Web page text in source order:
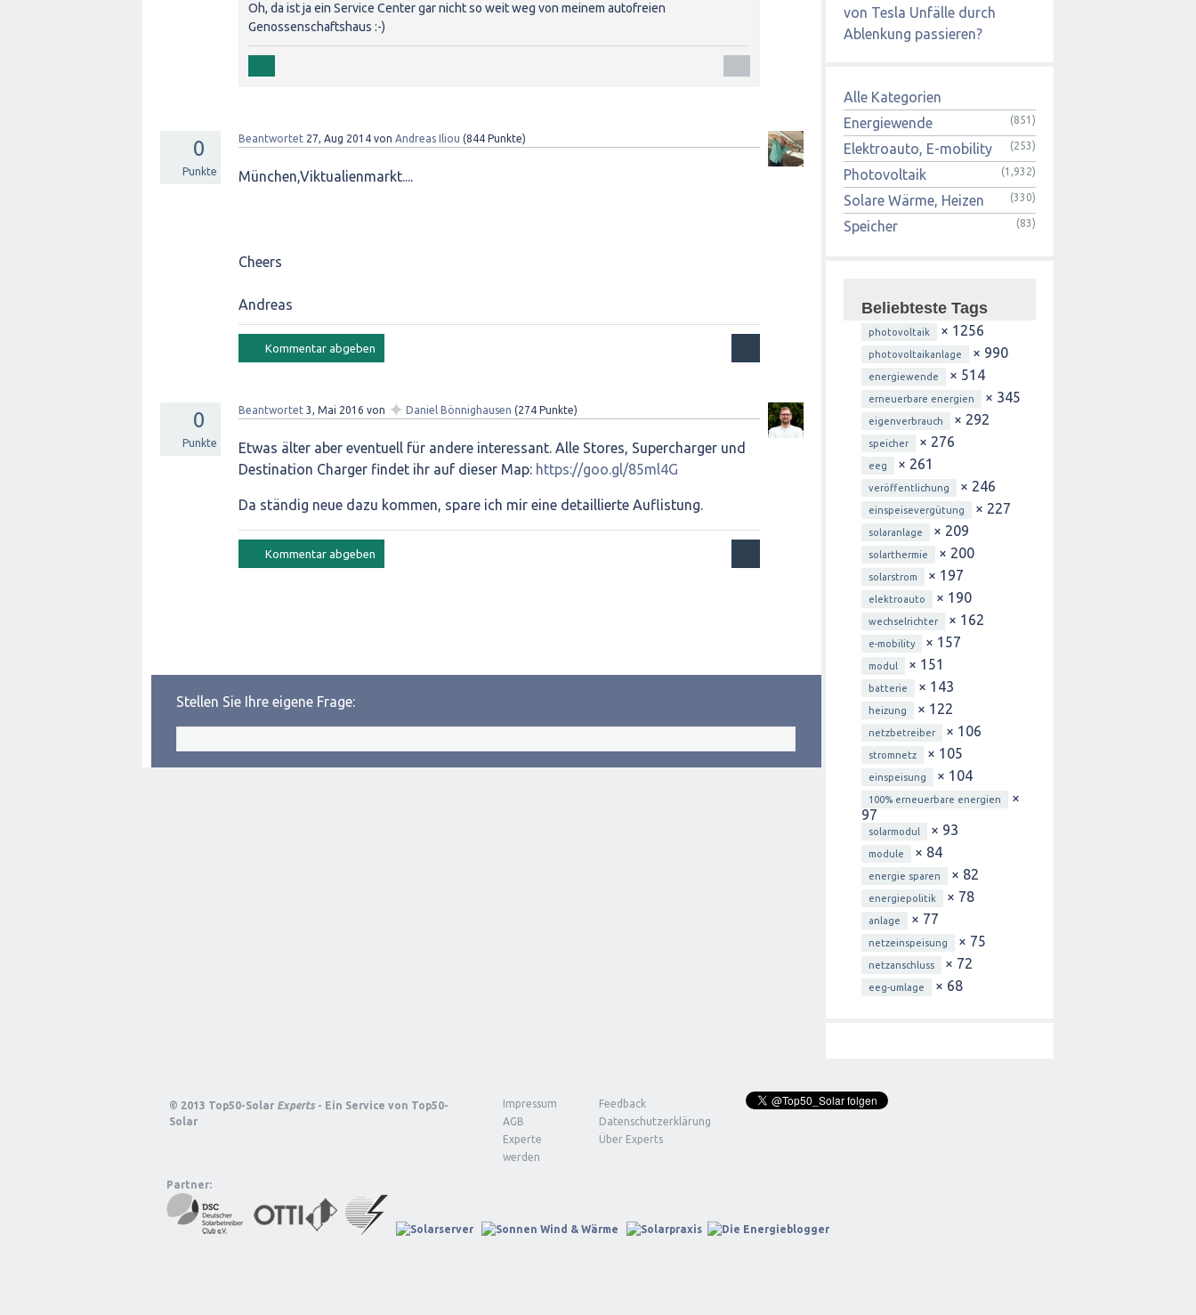
Oh, da ist ja ein Service Center gar nicht so weit weg von meinem autofreien
Genossenschaftshaus :-)
0
Punkte
Beantwortet 27, Aug 2014 von Andreas Iliou (844 Punkte)
München,Viktualienmarkt....
Cheers
Andreas
0
Punkte
Beantwortet 3, Mai 2016 von ✦ Daniel Bönnighausen (274 Punkte)
Etwas älter aber eventuell für andere interessant. Alle Stores, Supercharger und
Destination Charger findet ihr auf dieser Map: https://goo.gl/85ml4G
Da ständig neue dazu kommen, spare ich mir eine detaillierte Auflistung.
Stellen Sie Ihre eigene Frage:
von Tesla Unfälle durch
Ablenkung passieren?
Alle Kategorien
Energiewende
(851)
Elektroauto, E-mobility (253)
Photovoltaik (1,932)
Solare Wärme, Heizen (330)
Speicher (83)
Beliebteste Tags
photovoltaik × 1256
photovoltaikanlage × 990
energiewende × 514
erneuerbare energien × 345
eigenverbrauch × 292
speicher × 276
eeg × 261
veröffentlichung × 246
einspeisevergütung × 227
solaranlage × 209
solarthermie × 200
solarstrom × 197
elektroauto × 190
wechselrichter × 162
e-mobility × 157
modul × 151
batterie × 143
heizung × 122
netzbetreiber × 106
stromnetz × 105
einspeisung × 104
100% erneuerbare energien
×
97
solarmodul × 93
module × 84
energie sparen × 82
energiepolitik × 78
anlage × 77
netzeinspeisung × 75
netzanschluss × 72
eeg-umlage × 68
© 2013 Top50-Solar Experts - Ein Service von Top50-
Solar
Impressum
Feedback
AGB
Datenschutzerklärung
Experte
werden
Über Experts
Partner: